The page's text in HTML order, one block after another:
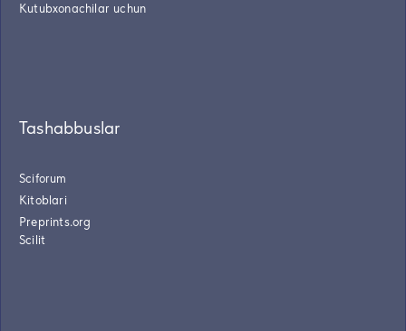
Kutubxonachilar uchun
Tashabbuslar
Sciforum
Kitoblari
Preprints.org
Scilit